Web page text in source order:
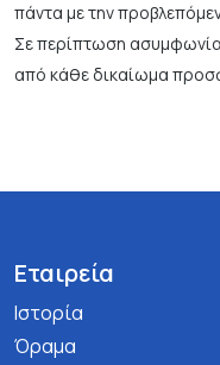
πάντα με την
Σε περίπτωση
από κάθε δικαίωμα
Εταιρεία
Ιστορία
Όραμα